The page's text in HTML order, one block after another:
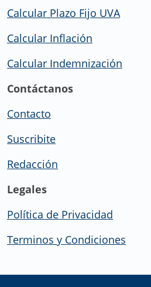
Calcular Plazo Fijo UVA
Calcular Inflación
Calcular Indemnización
Contáctanos
Contacto
Suscribite
Redacción
Legales
Política de Privacidad
Terminos y Condiciones